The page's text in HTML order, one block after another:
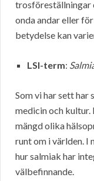
trosföreställningar
onda andar eller
betydelse kan
LSI-term:
Som vi har sett
medicin och kultur.
mängd olika
runt om i världen.
hur salmiak har
välbefinnande.